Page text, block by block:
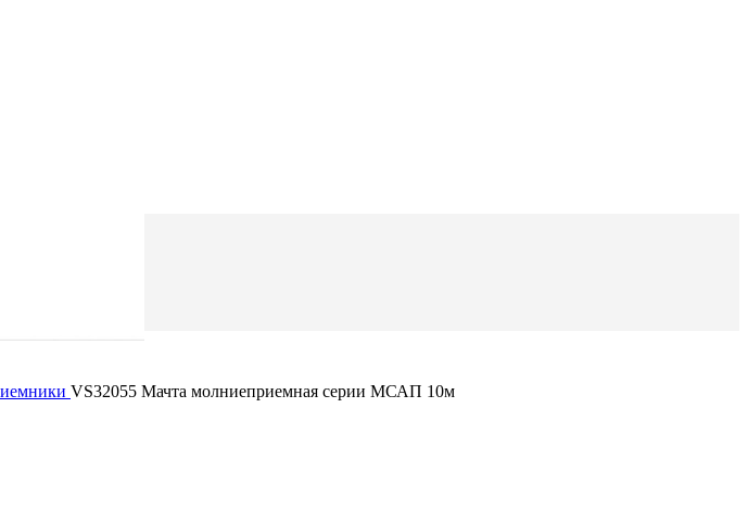
VS32055 Мачта молниеприемная серии МСАП 10м